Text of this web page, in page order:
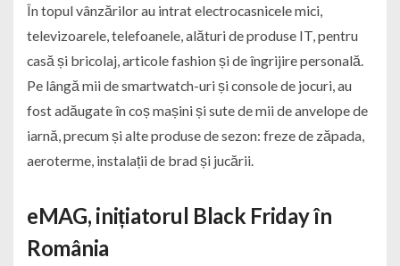
În topul vânzărilor au intrat electrocasnicele mici,
televizoarele, telefoanele, alături de produse IT, pentru
casă și bricolaj, articole fashion și de îngrijire personală.
Pe lângă mii de smartwatch-uri și console de jocuri, au
fost adăugate în coș mașini și sute de mii de anvelope de
iarnă, precum și alte produse de sezon: freze de zăpada,
aeroterme, instalații de brad și jucării.
eMAG, inițiatorul Black Friday în
România